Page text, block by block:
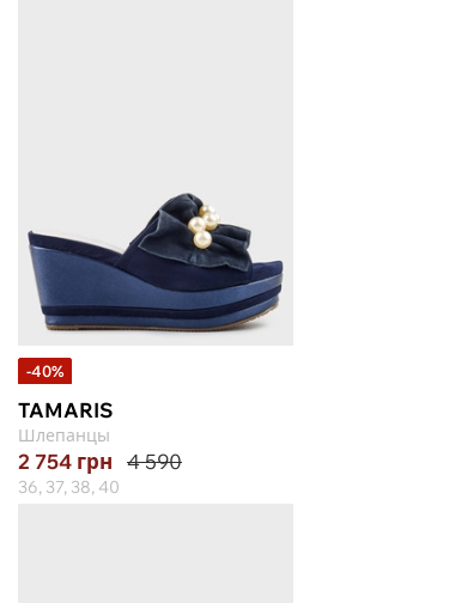
-40%
TAMARIS
Шлепанцы
2 754 грн 4 590
36, 37, 38, 40